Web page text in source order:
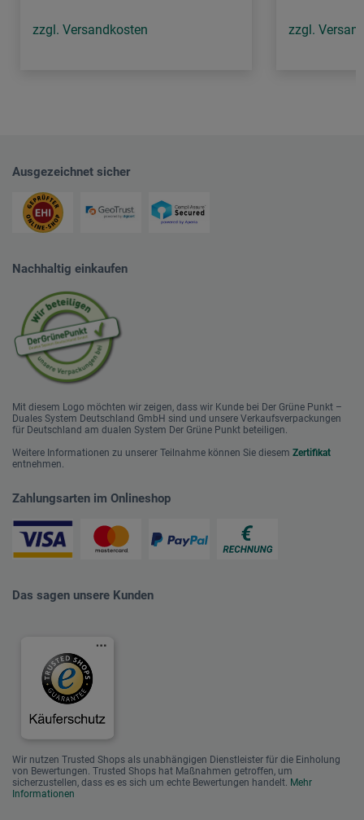
zzgl. Versandkosten zzgl.
Ausgezeichnet sicher
Nachhaltig einkaufen
Mit diesem Logo möchten wir zeigen, dass wir Kunde bei Der Grüne Punkt –
Duales System Deutschland GmbH sind und unsere Verkaufsverpackungen
für Deutschland am dualen System Der Grüne Punkt beteiligen.
Weitere Informationen zu unserer Teilnahme können Sie diesem Zertifikat
entnehmen.
Zahlungsarten im Onlineshop
Das sagen unsere Kunden
Wir nutzen Trusted Shops als unabhängigen Dienstleister für die Einholung
von Bewertungen. Trusted Shops hat Maßnahmen getroffen, um
sicherzustellen, dass es es sich um echte Bewertungen handelt. Mehr
Informationen